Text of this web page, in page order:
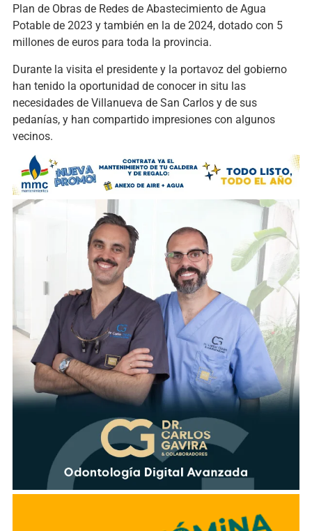
Plan de Obras de Redes de Abastecimiento de Agua
Potable de 2023 y también en la de 2024, dotado con 5
millones de euros para toda la provincia.
Durante la visita el presidente y la portavoz del gobierno
han tenido la oportunidad de conocer in situ las
necesidades de Villanueva de San Carlos y de sus
pedanías, y han compartido impresiones con algunos
vecinos.